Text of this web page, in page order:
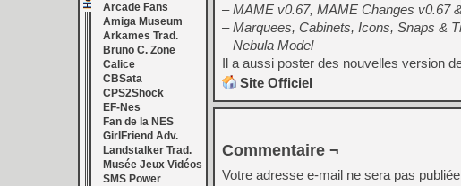
Arcade Fans
Amiga Museum
Arkames Trad.
Bruno C. Zone
Calice
CBSata
CPS2Shock
EF-Nes
Fan de la NES
GirlFriend Adv.
Landstalker Trad.
Musée Jeux Vidéos
SMS Power
– MAME v0.67, MAME Changes v0.67
– Marquees, Cabinets, Icons, Snaps &
– Nebula Model
Il a aussi poster des nouvelles version
Site Officiel
Commentaire ¬
Votre adresse e-mail ne sera pas